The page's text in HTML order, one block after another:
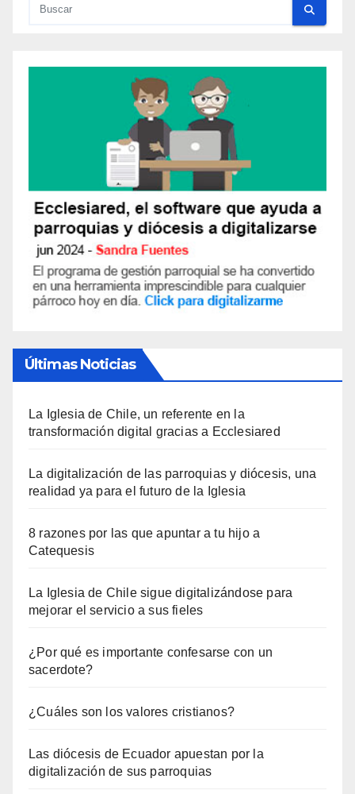
Últimas Noticias
La Iglesia de Chile, un referente en la
transformación digital gracias a Ecclesiared
La digitalización de las parroquias y diócesis, una
realidad ya para el futuro de la Iglesia
8 razones por las que apuntar a tu hijo a
Catequesis
La Iglesia de Chile sigue digitalizándose para
mejorar el servicio a sus fieles
¿Por qué es importante confesarse con un
sacerdote?
¿Cuáles son los valores cristianos?
Las diócesis de Ecuador apuestan por la
digitalización de sus parroquias